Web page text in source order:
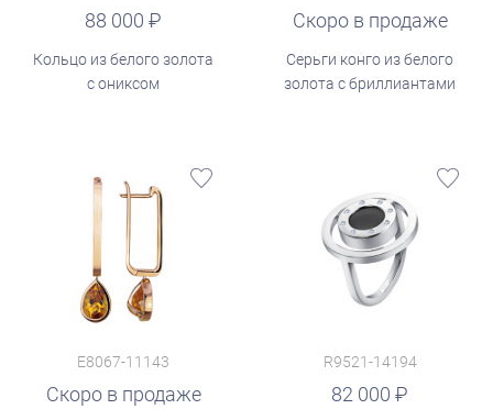
88 000
Кольцо из белого золота
с ониксом
Скоро в продаже
Серьги конго из белого
золота с бриллиантами
E8067-11143
Скоро в продаже
R9521-14194
82 000
руб.